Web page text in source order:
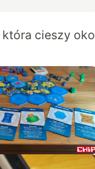
która cieszy oko